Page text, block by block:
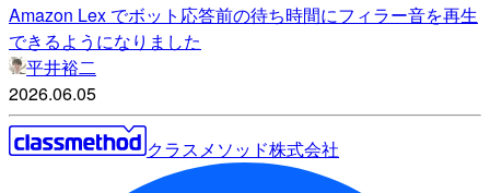
Amazon Lex でボット応答前の待ち時間にフィラー音を再生
できるようになりました
平井裕二
2026.06.05
クラスメソッド株式会社